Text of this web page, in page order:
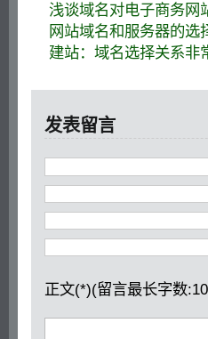
浅谈域名对电子商务网
网站域名和服务器的选
建站：域名选择关系非
发表留言
正文(*)(留言最长字数